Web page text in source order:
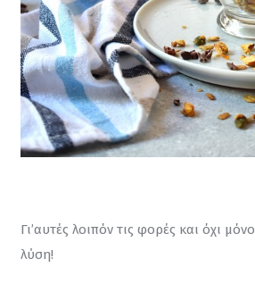
Γι’αυτές λοιπόν τις φορές και όχι μόνο
λύση!